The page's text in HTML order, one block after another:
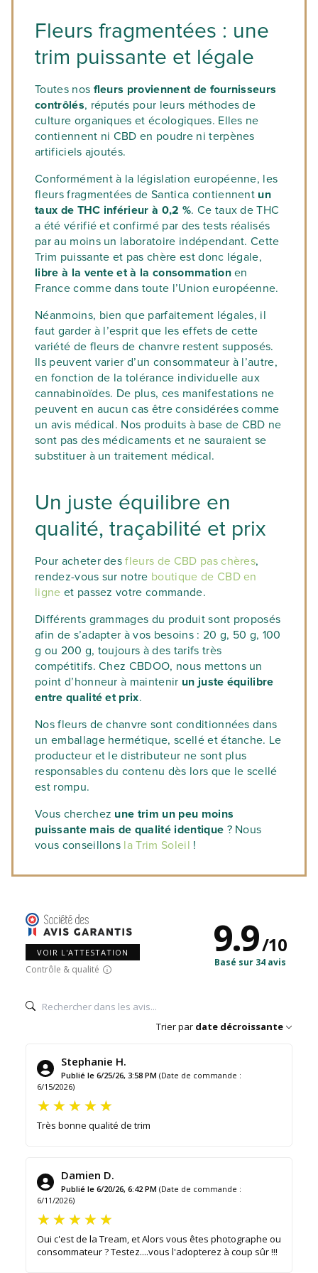
En vaporisation
La vaporisation est la méthode que nous
recommandons le plus. Rapide et efficace,
elle permet de
restituer pleinement les
arômes et les effets du CBD. Placez
simplement la Trim Soleil dans la chambre
de chauffe de votre vaporisateur. Vous
pouvez aussi la combiner avec une autre
fleur ou un peu de résine pour enrichir
température entre 160 et 190 °C, et
profitez de ses bienfaits.
En infusion ou en ingestion
Pourpréparer une infusion ou l’intégrer à
vos recettes , commencez par passer la
trim au four à 60 °C durant 15 à 20 minutes
afin de libérer les cannabinoïdes. Puis
corps gras (lait, huile, beurre, crème…)
pendant 30 minutes à 2 heures, selon
l’intensité recherchée. Vous pourrez
ensuite utiliser cette préparation pour
relever vos plats ou boissons avec une
touche de CBD.
avantages :
Lalivraison offertedès 50 € d’achat ;
(que vous choisissez vous-même) ;
Des promotions régulièrespour
profiter encore plus de vos variétés
préférées ;
votre premier achat avec le code
NOUVEAU ;
Unprogramme de fidélité avantageux
qui vous fait gagner des bons de
réduction équivalents à 10 % des achats
de vos filleuls.
Fleurs fragmentées : une
trim puissante et légale
Toutes nos fleurs proviennent de fournisseurs
contrôlés, réputés pour leurs méthodes de
culture organiques et écologiques. Elles ne
contiennent ni CBD en poudre ni terpènes
artificiels ajoutés.
Conformément à la législation européenne, les
fleurs fragmentées de Santica contiennent un
taux de THC inférieur à 0,2 %. Ce taux de THC
a été vérifié et confirmé par des tests réalisés
par au moins un laboratoire indépendant. Cette
Trim puissante et pas chère est donc légale,
libre à la vente et à la consommationen
France comme dans toute l’Union européenne.
Néanmoins, bien que parfaitement légales, il
faut garder à l’esprit que les effets de cette
variété de fleurs de chanvre restent supposés.
Ils peuvent varier d’un consommateur à l’autre,
en fonction de la tolérance individuelle aux
cannabinoïdes. De plus, ces manifestations ne
peuvent en aucun cas être considérées comme
un avis médical. Nos produits à base de CBD ne
sont pas des médicaments et ne sauraient se
substituer à un traitement médical.
Un juste équilibre en
qualité, traçabilité et prix
Pour acheter desfleurs de CBD pas chères,
rendez-vous sur notre boutique de CBD en
ligne et passez votre commande.
Différents grammages du produit sont proposés
afin de s’adapter à vos besoins : 20 g, 50 g, 100
g ou 200 g, toujours à des tarifs très
compétitifs. Chez CBDOO, nous mettons un
point d’honneur à maintenir un juste équilibre
entre qualité et prix.
Nos fleurs de chanvre sont conditionnées dans
un emballage hermétique, scellé et étanche. Le
producteur et le distributeur ne sont plus
responsables du contenu dès lors que le scellé
est rompu.
Vous cherchez une trim un peu moins
puissante mais de qualité identique ? Nous
vous conseillons la Trim Soleil !
VOIR L'ATTESTATION
Contrôle & qualité
9.9/10
Basé sur 34 avis
Trier par date décroissante
Stephanie H.
Publié le 6/25/26, 3:58 PM (Date de commande :
6/15/2026)
Très bonne qualité de trim
Damien D.
Publié le 6/20/26, 6:42 PM (Date de commande :
6/11/2026)
Oui c'est de la Tream, et Alors vous êtes photographe ou
consommateur ? Testez....vous l'adopterez à coup sûr !!!